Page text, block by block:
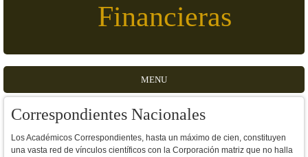
Financieras
MENU
Correspondientes Nacionales
Los Académicos Correspondientes, hasta un máximo de cien, constituyen
una vasta red de vínculos científicos con la Corporación matriz que no halla